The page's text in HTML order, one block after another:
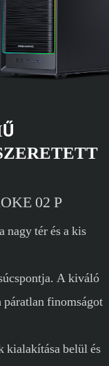
02 P
nagy tér és a kis
A kiváló
páratlan finomságot
kialakítása belül és